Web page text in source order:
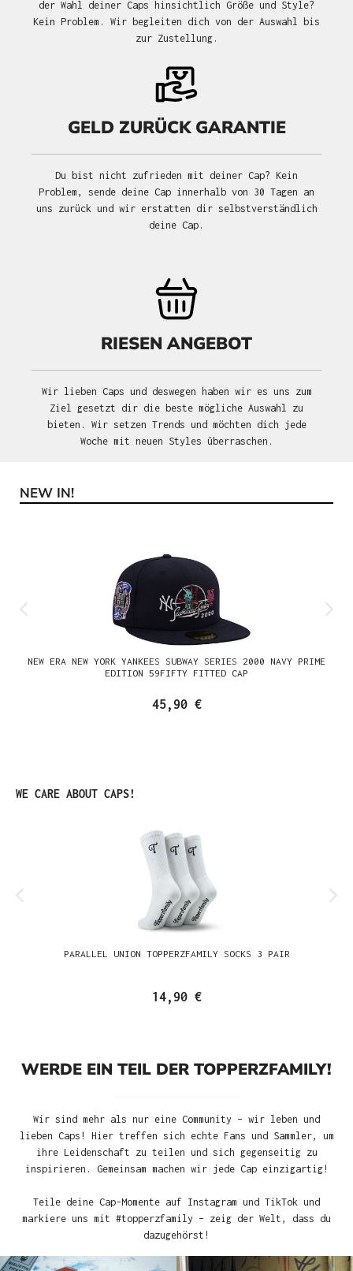
der Wahl deiner Caps hinsichtlich Größe und Style?
Kein Problem. Wir begleiten dich von der Auswahl bis
zur Zustellung.
GELD ZURÜCK GARANTIE
Du bist nicht zufrieden mit deiner Cap? Kein
Problem, sende deine Cap innerhalb von 30 Tagen an
uns zurück und wir erstatten dir selbstverständlich
deine Cap.
RIESEN ANGEBOT
Wir lieben Caps und deswegen haben wir es uns zum
Ziel gesetzt dir die beste mögliche Auswahl zu
bieten. Wir setzen Trends und möchten dich jede
Woche mit neuen Styles überraschen.
Produktgalerie überspringen
NEW IN!
NEW ERA NEW YORK YANKEES SUBWAY SERIES 2000 NAVY PRIME
EDITION 59FIFTY FITTED CAP
45,90 €
Produktgalerie überspringen
WE CARE ABOUT CAPS!
PARALLEL UNION TOPPERZFAMILY SOCKS 3 PAIR
14,90 €
WERDE EIN TEIL DER TOPPERZFAMILY!
Wir sind mehr als nur eine Community – wir leben und
lieben Caps! Hier treffen sich echte Fans und Sammler, um
ihre Leidenschaft zu teilen und sich gegenseitig zu
inspirieren. Gemeinsam machen wir jede Cap einzigartig!
Teile deine Cap-Momente auf Instagram und TikTok und
markiere uns mit #topperzfamily – zeig der Welt, dass du
dazugehörst!